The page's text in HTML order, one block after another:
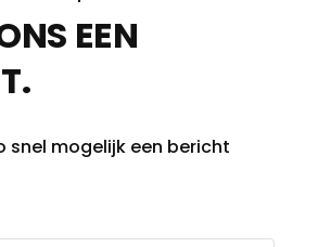
EEN
snel mogelijk een bericht